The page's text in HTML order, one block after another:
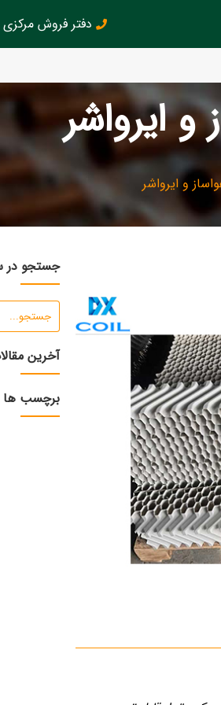
دفتر فروش مرکزی :
و ایرواشر
و ایرواشر
جستجو در
آخرین
برچسب ها